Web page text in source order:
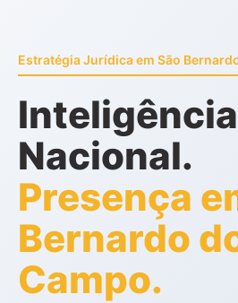
Estratégia Jurídica em São
Inteligência
Nacional.
Presença
Bernardo
Campo.